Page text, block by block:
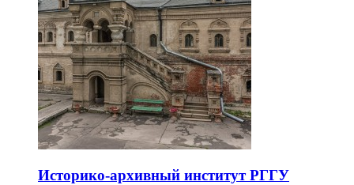
Историко-архивный институт РГГУ